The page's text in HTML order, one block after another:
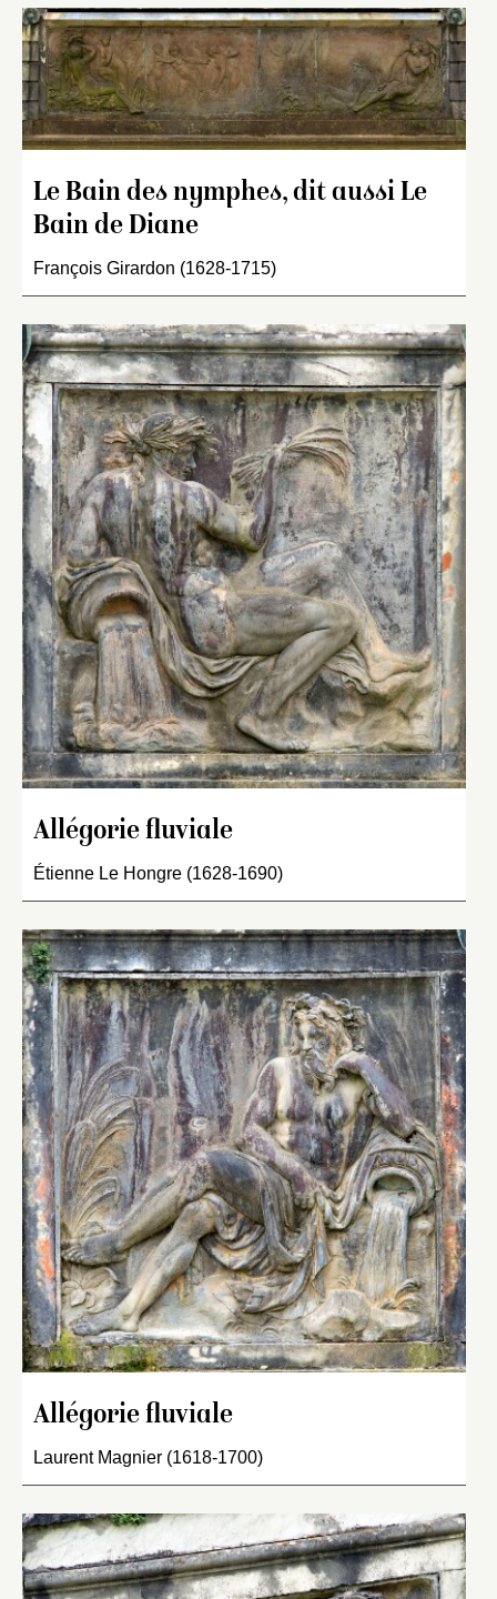
Le Bain des nymphes, dit aussi Le
Bain de Diane
François Girardon (1628-1715)
Allégorie fluviale
Étienne Le Hongre (1628-1690)
Allégorie fluviale
Laurent Magnier (1618-1700)